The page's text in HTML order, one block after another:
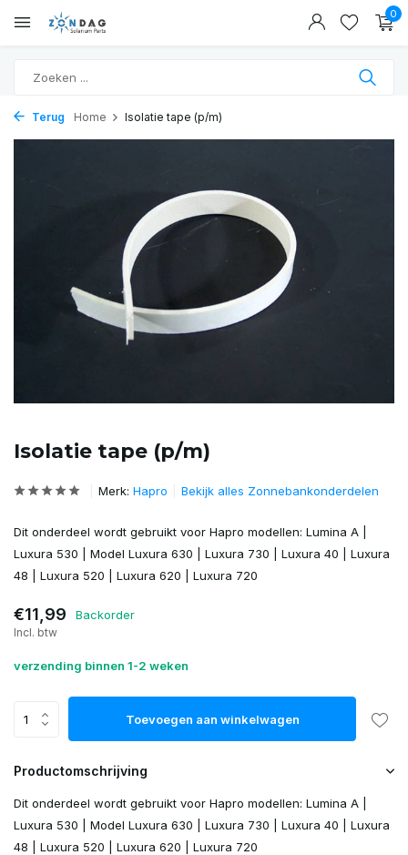
0
Terug Home Isolatie tape (p/m)
Isolatie tape (p/m)
Merk: Hapro Bekijk alles Zonnebankonderdelen
Dit onderdeel wordt gebruikt voor Hapro modellen: Lumina A |
Luxura 530 | Model Luxura 630 | Luxura 730 | Luxura 40 | Luxura
48 | Luxura 520 | Luxura 620 | Luxura 720
€11,99 Backorder
Incl. btw
verzending binnen 1-2 weken
Toevoegen aan winkelwagen
Productomschrijving
Dit onderdeel wordt gebruikt voor Hapro modellen: Lumina A |
Luxura 530 | Model Luxura 630 | Luxura 730 | Luxura 40 | Luxura
48 | Luxura 520 | Luxura 620 | Luxura 720